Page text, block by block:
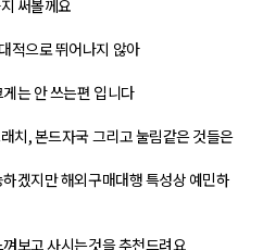
써볼께요
적으로 뛰어나지 않아
는 안 쓰는편 입니다
치, 본드자국 그리고 눌림같은 것들은
겠지만 해외구매대행 특성상 예민하
보고 사시는것을 추천드려요